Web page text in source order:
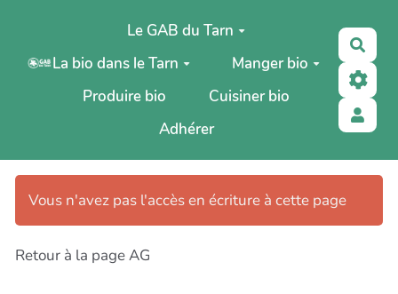
Aller au contenu principal
Le GAB du Tarn
La bio dans le Tarn
Manger bio
Produire bio
Cuisiner bio
Adhérer
Vous n'avez pas l'accès en écriture à cette page
Retour à la page AG